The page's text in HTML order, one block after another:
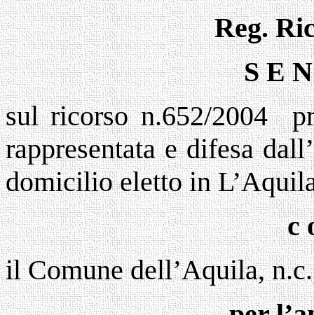
Reg.
S E
sul ricorso n.652/2004
rappresentata e difesa
domicilio eletto in
c
il Comune dell’Aquila,